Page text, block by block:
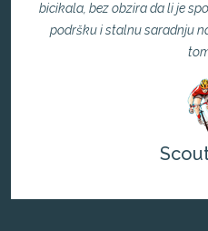
bicikala, bez obzira da li je
podršku i stalnu saradnju